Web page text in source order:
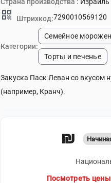
qr_code Штрихкод:7290010569120
Категории:
Семейное
Торты и печенье
Закуска Паск Леван со вкусом
(например, Кранч).
Посмотреть